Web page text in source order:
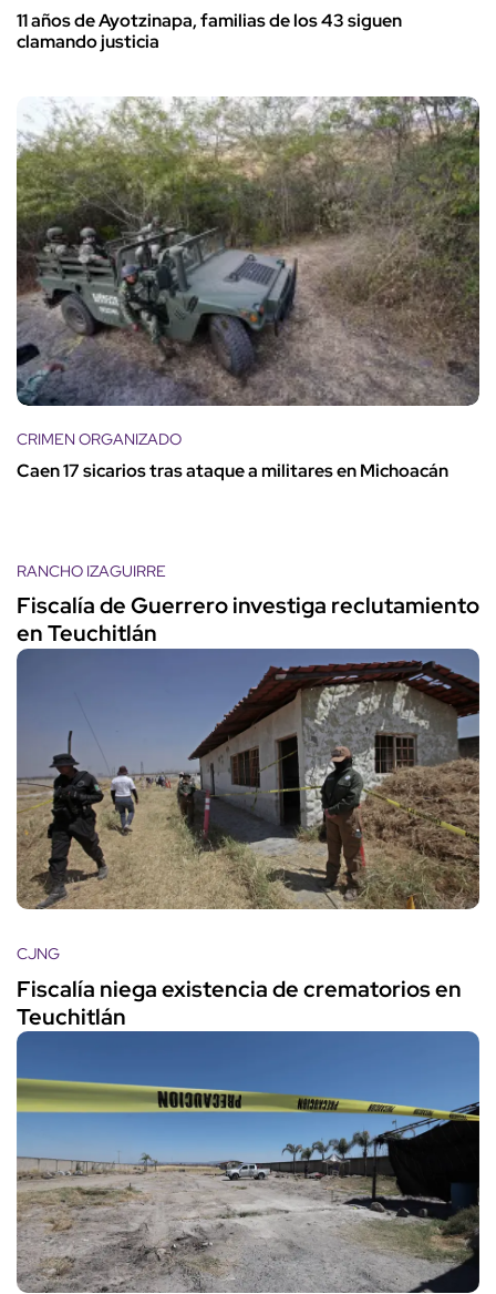
11 años de Ayotzinapa, familias de los 43 siguen
clamando justicia
CRIMEN ORGANIZADO
Caen 17 sicarios tras ataque a militares en Michoacán
RANCHO IZAGUIRRE
Fiscalía de Guerrero investiga reclutamiento
en Teuchitlán
CJNG
Fiscalía niega existencia de crematorios en
Teuchitlán